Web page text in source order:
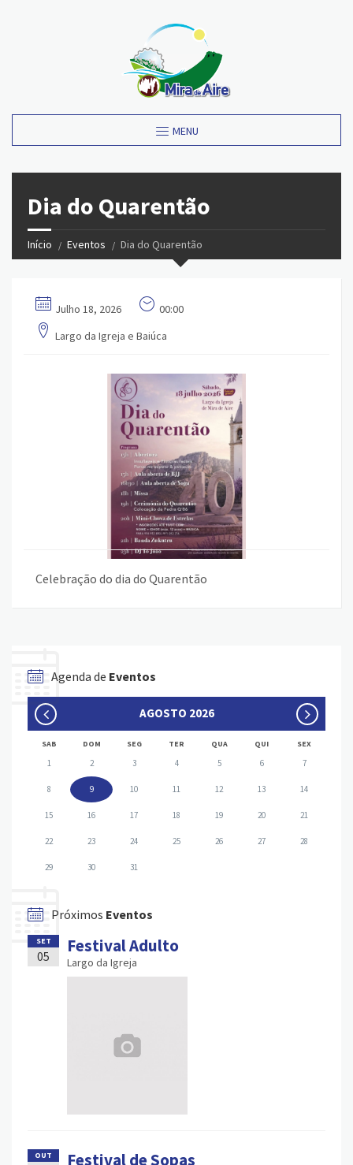
MENU
Dia do Quarentão
Início Eventos Dia do Quarentão
Julho 18, 2026
00:00
Largo da Igreja e Baiúca
Celebração do dia do Quarentão
Agenda de Eventos
AGOSTO 2026
SAB DOM SEG TER QUA QUI SEX
1 2 3 4 5 6 7
8 9 10 11 12 13 14
15 16 17 18 19 20 21
22 23 24 25 26 27 28
29 30 31
Próximos Eventos
SET
05 Festival Adulto
Largo da Igreja
OUT Festival de Sopas